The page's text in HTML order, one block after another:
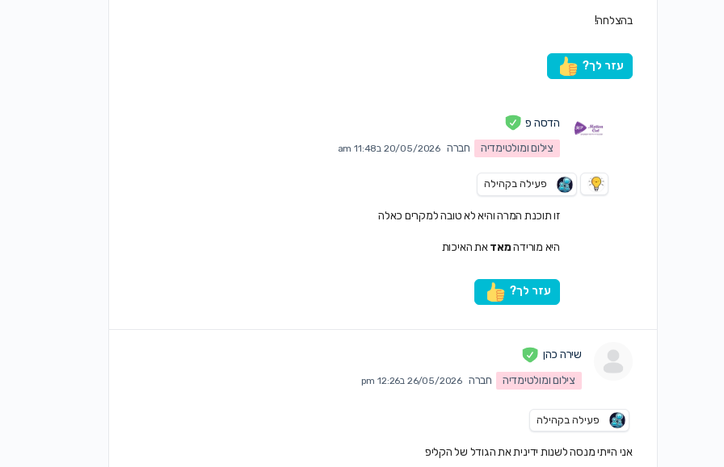
בהצלחה!
עזר לך?
הדסה פ
צילום ומולטימדיה
חברה 20/05/2026 ב11:48 am
פעילה בקהילה
זו תוכנת המרה והיא לא טובה למקרים כאלה
היא מורידהמאדאת האיכות
עזר לך?
שירה כהן
צילום ומולטימדיה
חברה 26/05/2026 ב12:26 pm
פעילה בקהילה
אני הייתי מנסה לשנות ידינית את הגודל של הקליפ